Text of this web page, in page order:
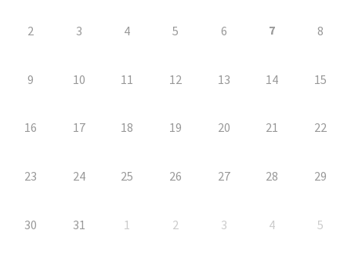
2 3 4 5 6 7 8
9 10 11 12 13 14 15
16 17 18 19 20 21 22
23 24 25 26 27 28 29
30 31 1 2 3 4 5